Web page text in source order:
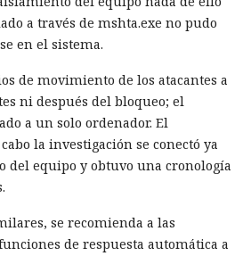
a través de mshta.exe no pudo
en el sistema.
de movimiento de los atacantes a
ni después del bloqueo; el
a un solo ordenador. El
la investigación se conectó ya
del equipo y obtuvo una cronología
se recomienda a las
de respuesta automática a